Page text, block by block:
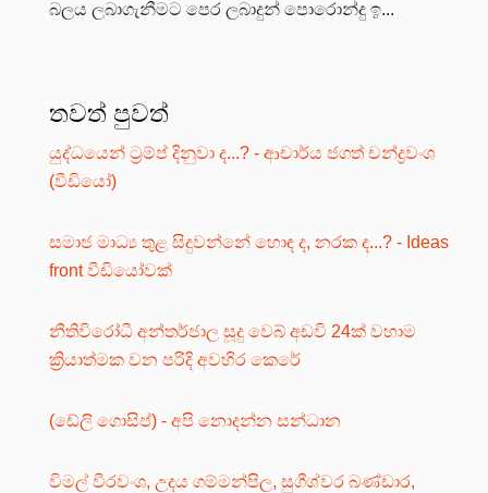
බලය ලබාගැනීමට පෙර ලබාදුන් පොරොන්දු ඉ...
තවත් පුවත්
යුද්ධයෙන් ට්‍රම්ප් දිනුවා ද...? - ආචාර්ය ජගත් චන්ද්‍රවංශ
(වීඩියෝ)
සමාජ මාධ්‍ය තුළ සිදුවන්නේ හොඳ ද, නරක ද...? - Ideas
front වීඩියෝවක්
නීතිවිරෝධී අන්තර්ජාල සූදු වෙබ් අඩවි 24ක් වහාම
ක්‍රියාත්මක වන පරිදි අවහිර කෙරේ
(ඩේලි ගොසිප්) - අපි නොදන්න සන්ධාන
විමල් වීරවංශ, උදය ගම්මන්පිල, සුගීශ්වර බණ්ඩාර,